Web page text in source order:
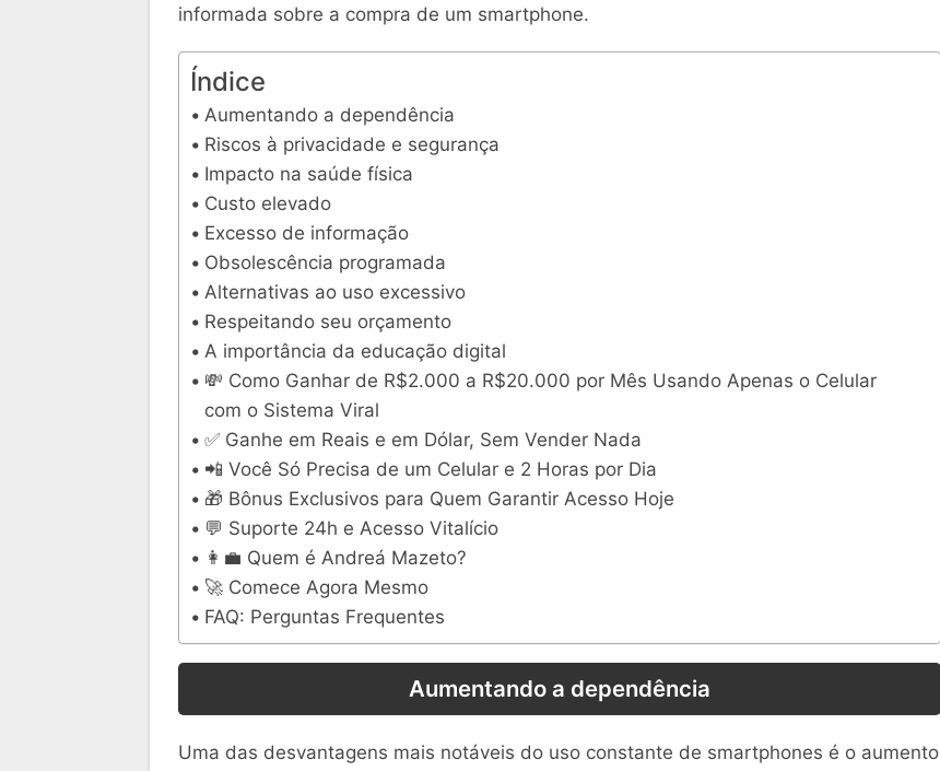
informada sobre a compra de um smartphone.
Índice
Aumentando a dependência
Riscos à privacidade e segurança
Impacto na saúde física
Custo elevado
Excesso de informação
Obsolescência programada
Alternativas ao uso excessivo
Respeitando seu orçamento
A importância da educação digital
💸 Como Ganhar de R$2.000 a R$20.000 por Mês Usando Apenas o Celular
com o Sistema Viral
✅ Ganhe em Reais e em Dólar, Sem Vender Nada
📲 Você Só Precisa de um Celular e 2 Horas por Dia
🎁 Bônus Exclusivos para Quem Garantir Acesso Hoje
💬 Suporte 24h e Acesso Vitalício
👩‍💼 Quem é Andreá Mazeto?
🚀 Comece Agora Mesmo
FAQ: Perguntas Frequentes
Aumentando a dependência
Uma das desvantagens mais notáveis do uso constante de smartphones é o aumento